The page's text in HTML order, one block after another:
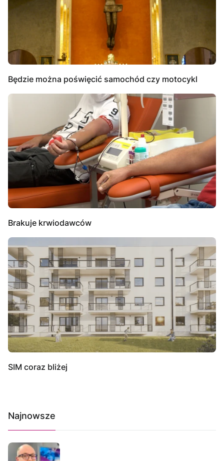
Będzie można poświęcić samochód czy motocykl
Brakuje krwiodawców
SIM coraz bliżej
Najnowsze